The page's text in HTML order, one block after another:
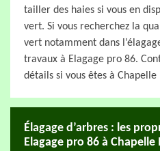
tailler des haies si vous en
vert. Si vous recherchez la
vert notamment dans
travaux à Elagage pro 86.
détails si vous êtes à
Élagage d’arbres : les
Elagage pro 86 à